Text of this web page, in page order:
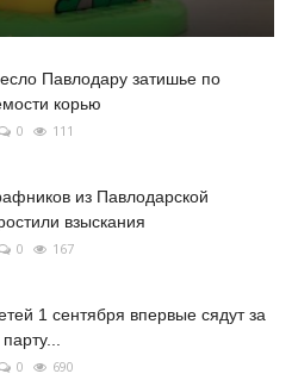
Павлодару затишье по
корью
0 111
из Павлодарской
взыскания
0 167
1 сентября впервые сядут за
0 690